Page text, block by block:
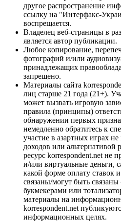
другое распространение
ссылку на "Интерфакс-
воспрещается.
Владелец веб-страницы в
является автор публикации.
Любое копирование,
фотографий и/или
принадлежащих
запрещено.
Материалы сайта
лиц старше 21 года (21+).
может вызвать игровую
правила (принципы)
обнаружении первых
немедленно обратитесь к
участие в азартных играх
доходов или
ресурс korrespondent.net не
и/или виртуальные деньги,
какой форме оплату ставок
связаны/могут быть
букмекерами или
материалы на
korrespondent.net
информационных целях.